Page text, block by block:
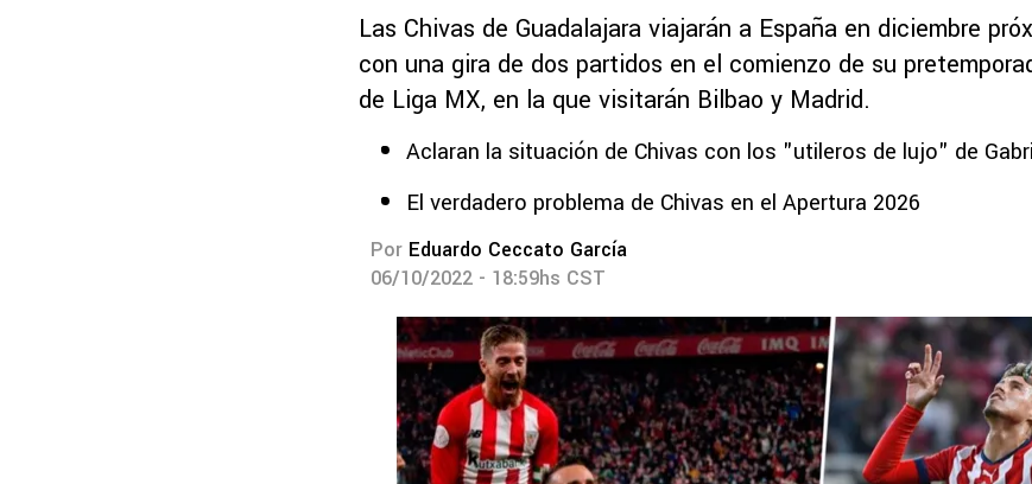
Las Chivas de Guadalajara viajarán a España en diciembre
con una gira de dos partidos en el comienzo de su
de Liga MX, en la que visitarán Bilbao y Madrid.
Aclaran la situación de Chivas con los "utileros de lujo" de
El verdadero problema de Chivas en el Apertura 2026
Por Eduardo Ceccato García
06/10/2022 - 18:59hs CST